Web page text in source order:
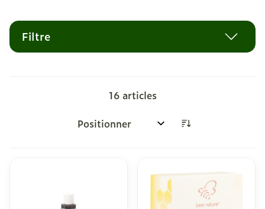
Filtre
16articles
Trier par: